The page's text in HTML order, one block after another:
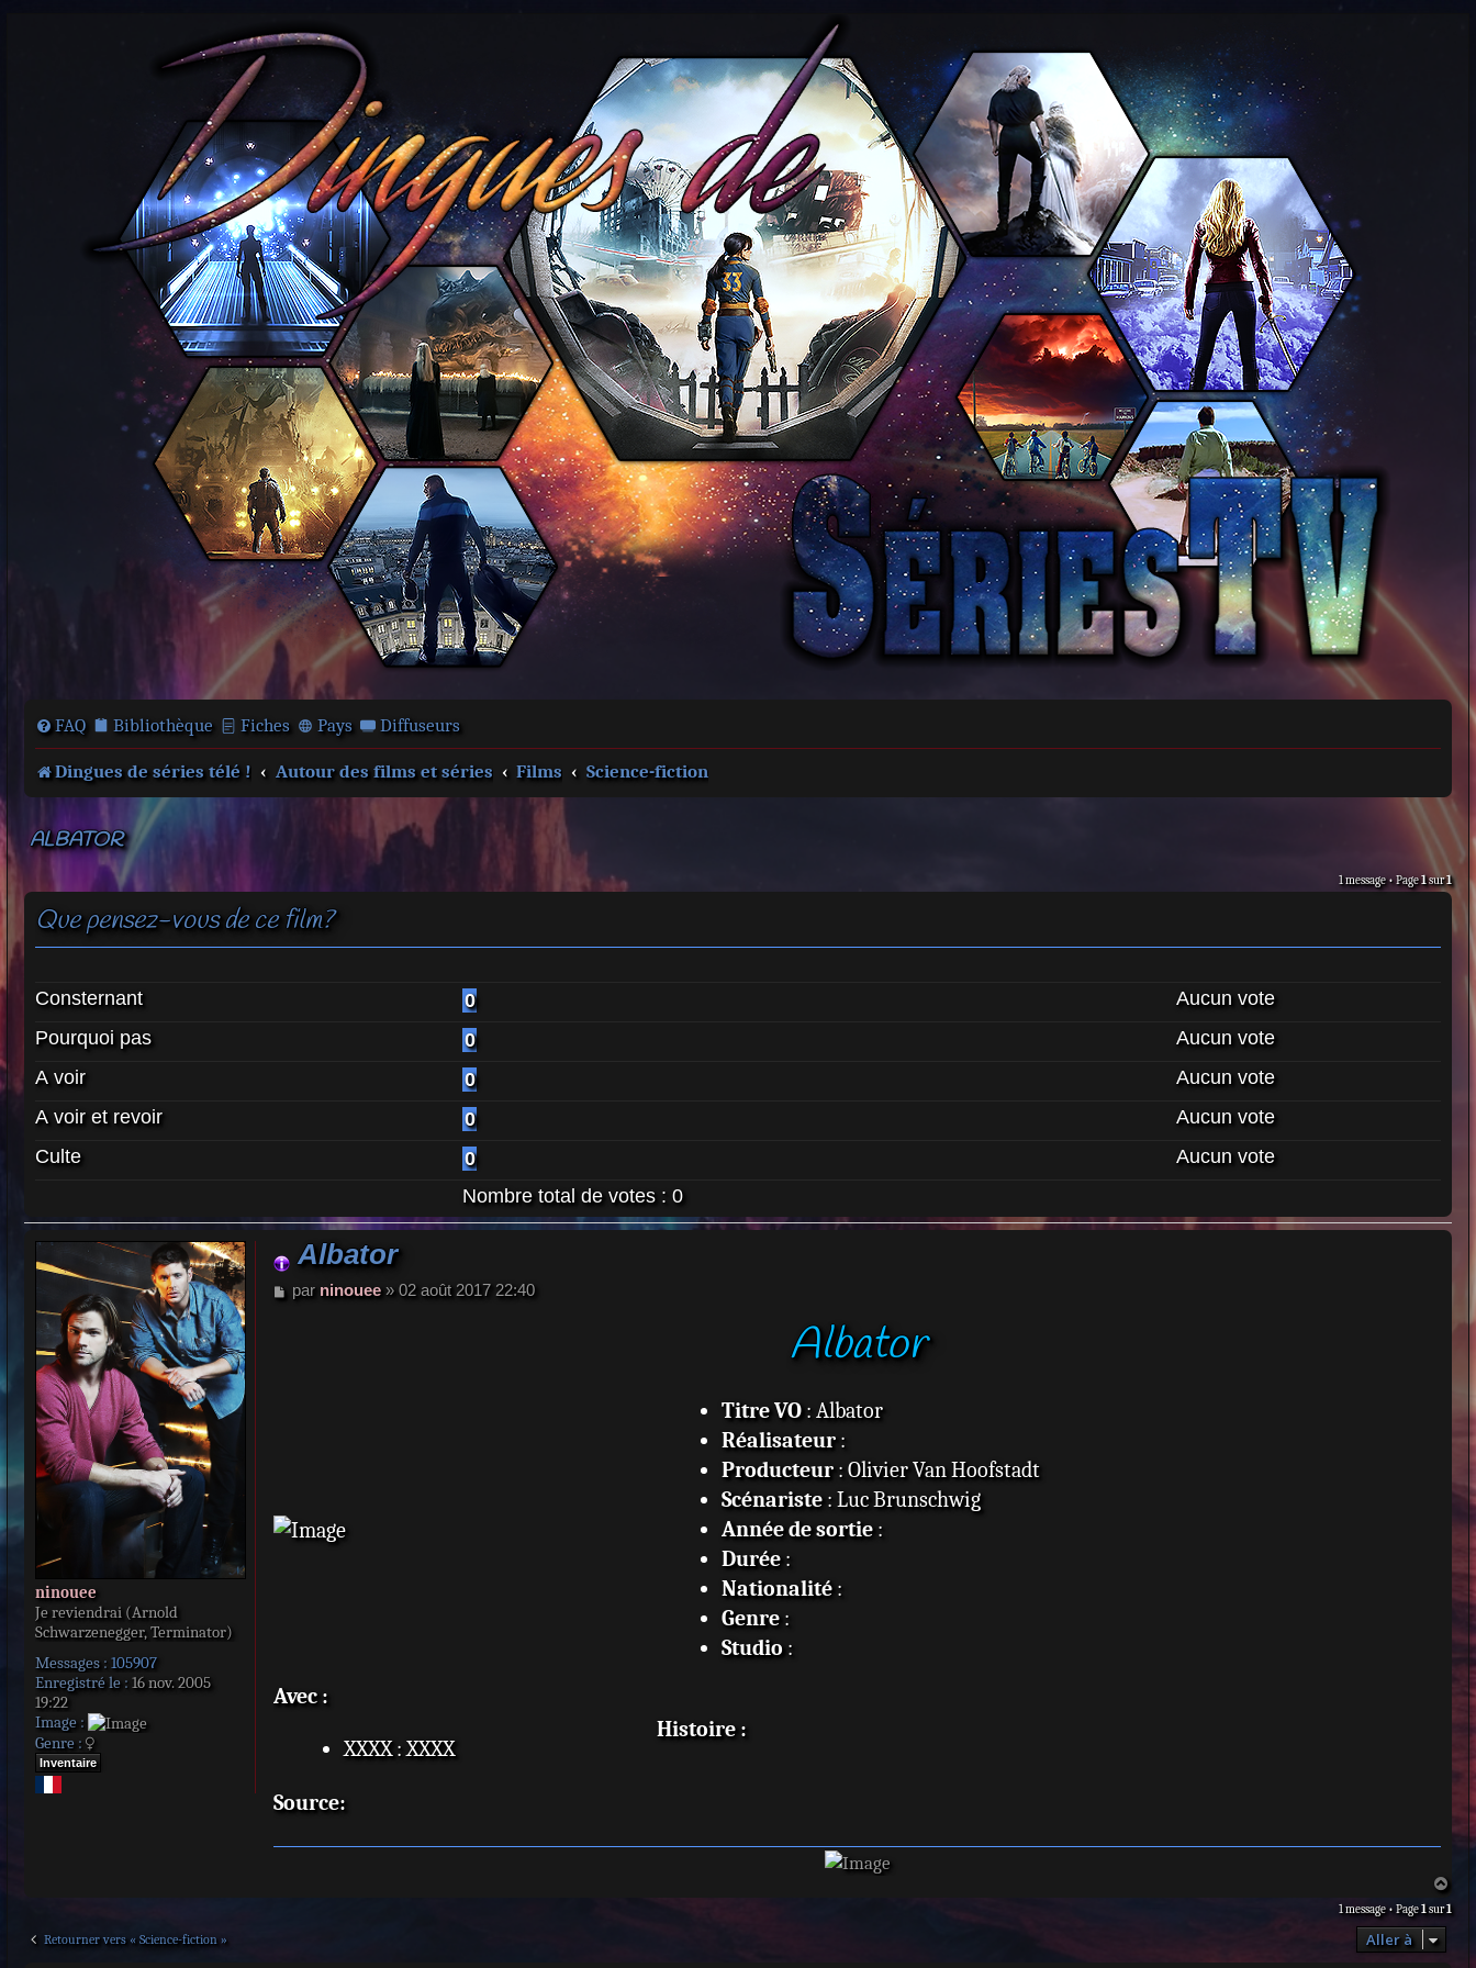
FAQ Bibliothèque Fiches Pays Diffuseurs
Dingues de séries télé ! Autour des films et séries Films Science-fiction
ALBATOR
1 message • Page1sur1
Que pensez-vous de ce film?
Consternant 0
Aucun vote
Pourquoi pas
0
Aucun vote
A voir
0
Aucun vote
A voir et revoir
0
Aucun vote
Culte
0
Aucun vote
Nombre total de votes : 0
ninouee
Je reviendrai (Arnold
Schwarzenegger, Terminator)
Messages : 105907
Enregistré le : 16 nov. 2005
19:22
Image :
Genre :
Inventaire
Albator
M
par ninouee» 02 août 2017 22:40
Albator
Titre VO: Albator
Réalisateur:
Producteur: Olivier Van Hoofstadt
Scénariste: Luc Brunschwig
Année de sortie:
Durée:
Nationalité:
Genre:
Studio:
Avec :
XXXX : XXXX
Histoire :
Source:
u
1 message • Page1sur1
Retourner vers « Science-fiction » Aller à